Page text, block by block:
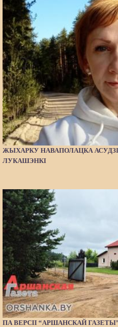
ЖЫХАРКУ НАВАПОЛАЦКА
ЛУКАШЭНКІ
ПА ВЕРСІІ “АРШАНСКАЙ